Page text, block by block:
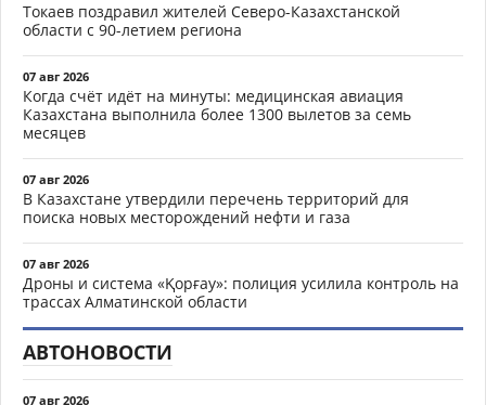
Токаев поздравил жителей Северо-Казахстанской
области с 90-летием региона
07 авг 2026
Когда счёт идёт на минуты: медицинская авиация
Казахстана выполнила более 1300 вылетов за семь
месяцев
07 авг 2026
В Казахстане утвердили перечень территорий для
поиска новых месторождений нефти и газа
07 авг 2026
Дроны и система «Қорғау»: полиция усилила контроль на
трассах Алматинской области
АВТОНОВОСТИ
07 авг 2026